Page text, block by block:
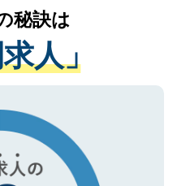
いについての厳密な
業者のみに付与され
クを取得済みです。
もご安心ください。
療機関の状況や紹介
適切なアドバイスを
すぐにご転職をされ
サポートが可能です
ださい。
秘訣は
人」